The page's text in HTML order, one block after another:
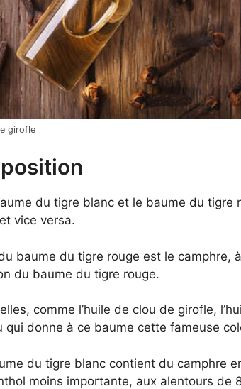
girofle
du tigre blanc et le baume du tigre
vice versa.
baume du tigre rouge est le camphre,
du baume du tigre rouge.
comme l’huile de clou de girofle,
qui donne à ce baume cette fameuse
du tigre blanc contient du camphre
moins importante, aux alentours de